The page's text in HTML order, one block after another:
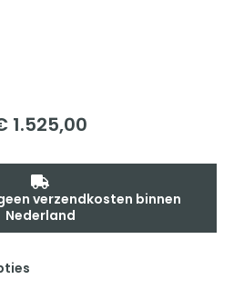
1.525,00
verzendkosten binnen
Nederland